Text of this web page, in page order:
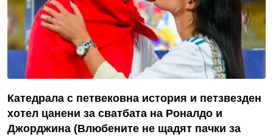
Катедрала с петвековна история и петзвезден
хотел цанени за сватбата на Роналдо и
Джорджина (Влюбените не щадят пачки за